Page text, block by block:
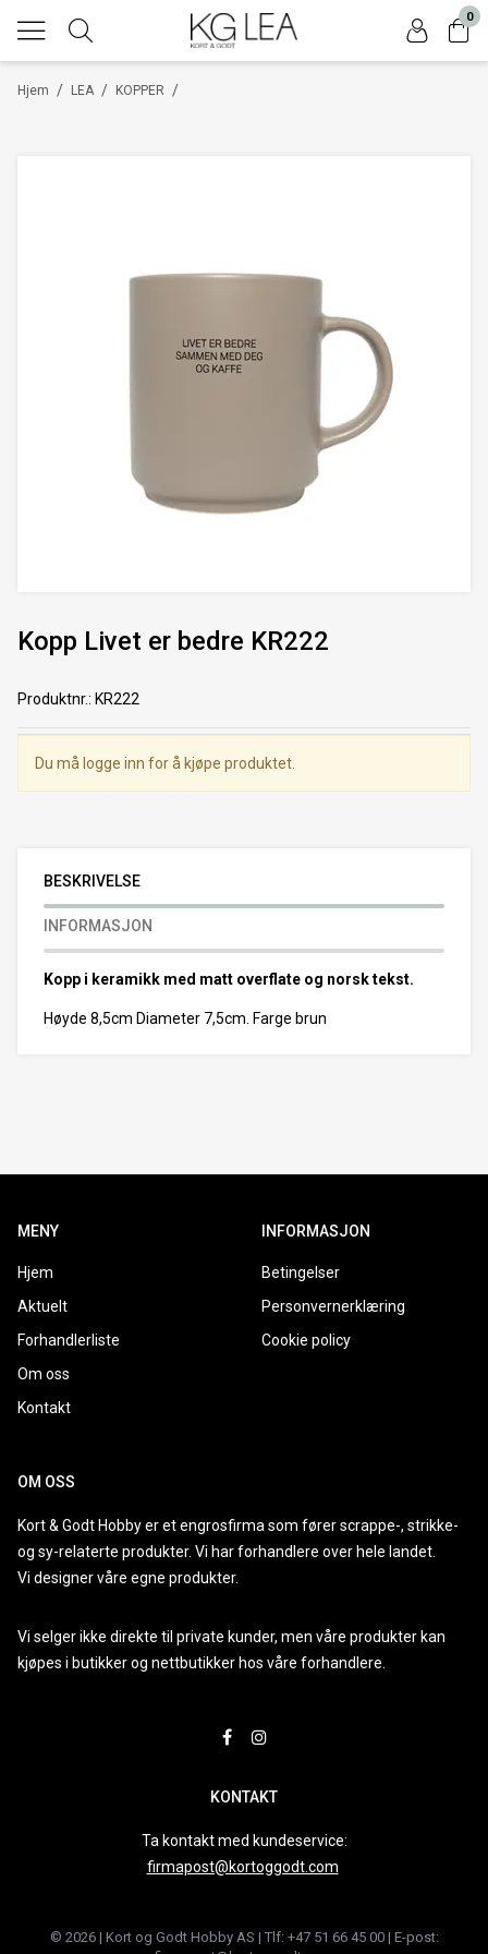
0
/
Hjem /
LEA /
KOPPER
Kopp Livet er bedre KR222
Produktnr.: KR222
Du må logge inn for å kjøpe produktet.
BESKRIVELSE
INFORMASJON
Kopp i keramikk med matt overflate og norsk tekst.
Høyde 8,5cm Diameter 7,5cm. Farge brun
MENY
Hjem
Aktuelt
Forhandlerliste
Om oss
Kontakt
INFORMASJON
Betingelser
Personvernerklæring
Cookie policy
OM OSS
Kort & Godt Hobby er et engrosfirma som fører scrappe-, strikke-
og sy-relaterte produkter. Vi har forhandlere over hele landet.
Vi designer våre egne produkter.
Vi selger ikke direkte til private kunder, men våre produkter kan
kjøpes i butikker og nettbutikker hos våre forhandlere.
KONTAKT
Ta kontakt med kundeservice:
firmapost@kortoggodt.com
© 2026 | Kort og Godt Hobby AS | Tlf: +47 51 66 45 00 | E-post: